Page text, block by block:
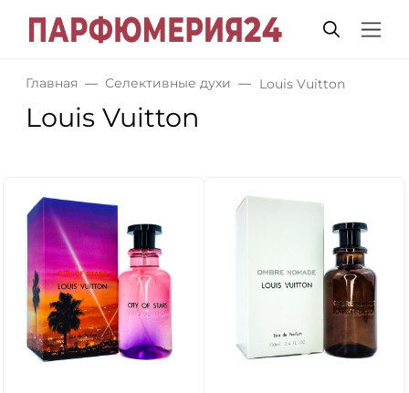
Главная Селективные духи Louis Vuitton
Louis Vuitton